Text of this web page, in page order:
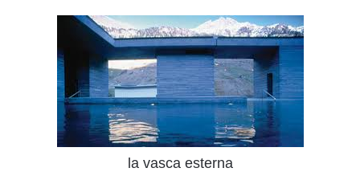
la vasca esterna